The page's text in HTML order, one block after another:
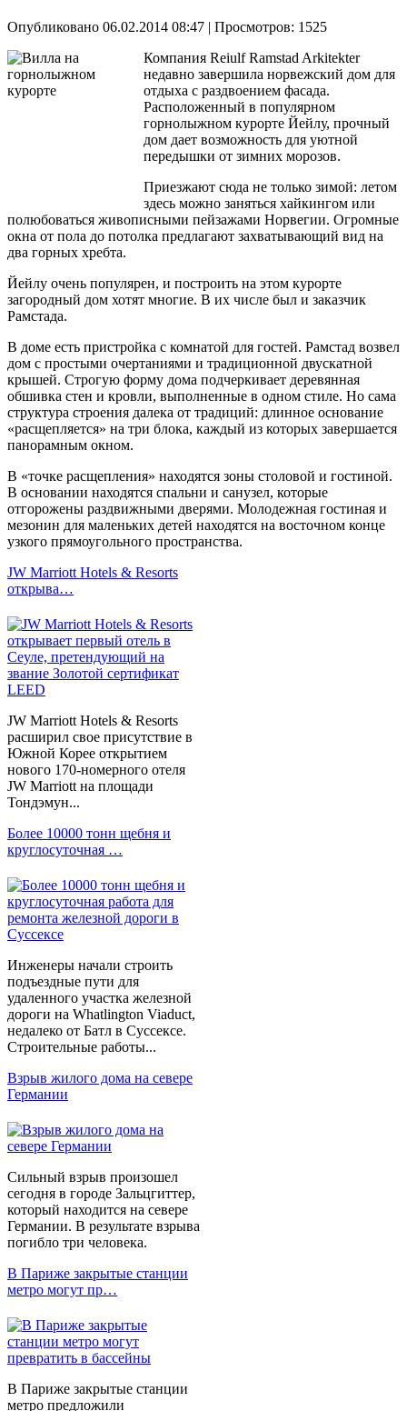
Опубликовано 06.02.2014 08:47 | Просмотров: 1525
Компания Reiulf Ramstad Arkitekter
недавно завершила норвежский дом для
отдыха с раздвоением фасада.
Расположенный в популярном
горнолыжном курорте Йейлу, прочный
дом дает возможность для уютной
передышки от зимних морозов.
Приезжают сюда не только зимой: летом
здесь можно заняться хайкингом или
полюбоваться живописными пейзажами Норвегии. Огромные
окна от пола до потолка предлагают захватывающий вид на
два горных хребта.
Йейлу очень популярен, и построить на этом курорте
загородный дом хотят многие. В их числе был и заказчик
Рамстада.
В доме есть пристройка с комнатой для гостей. Рамстад возвел
дом с простыми очертаниями и традиционной двускатной
крышей. Строгую форму дома подчеркивает деревянная
обшивка стен и кровли, выполненные в одном стиле. Но сама
структура строения далека от традиций: длинное основание
«расщепляется» на три блока, каждый из которых завершается
панорамным окном.
В «точке расщепления» находятся зоны столовой и гостиной.
В основании находятся спальни и санузел, которые
отгорожены раздвижными дверями. Молодежная гостиная и
мезонин для маленьких детей находятся на восточном конце
узкого прямоугольного пространства.
JW Marriott Hotels & Resorts
открыва…
JW Marriott Hotels & Resorts
расширил свое присутствие в
Южной Корее открытием
нового 170-номерного отеля
JW Marriott на площади
Тондэмун...
Более 10000 тонн щебня и
круглосуточная …
Инженеры начали строить
подъездные пути для
удаленного участка железной
дороги на Whatlington Viaduct,
недалеко от Батл в Суссексе.
Строительные работы...
Взрыв жилого дома на севере
Германии
Сильный взрыв произошел
сегодня в городе Зальцгиттер,
который находится на севере
Германии. В результате взрыва
погибло три человека.
В Париже закрытые станции
метро могут пр…
В Париже закрытые станции
метро предложили